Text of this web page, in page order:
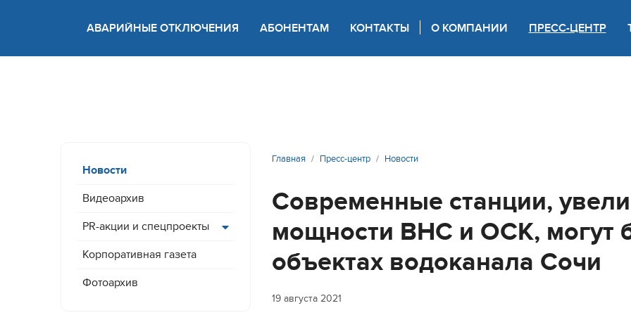
Версия для слабовидящих
АВАРИЙНЫЕ ОТКЛЮЧЕНИЯ АБОНЕНТАМ КОНТАКТЫ О КОМПАНИИ ПРЕСС-ЦЕНТР
Новости
Видеоархив
PR-акции и спецпроекты
Корпоративная газета
Фотоархив
Главная Пресс-центр Новости
Современные станции,
мощности ВНС и ОСК, могут
объектах водоканала Сочи
19 августа 2021